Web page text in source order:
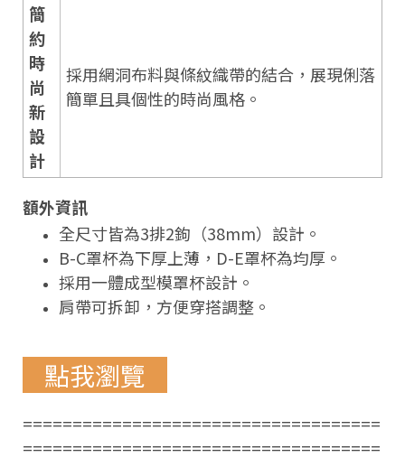
簡
約
時
尚
新
設
計
採用網洞布料與條紋織帶的結合，展現俐落
簡單且具個性的時尚風格。
額外資訊
全尺寸皆為3排2鉤（38mm）設計。
B-C罩杯為下厚上薄，D-E罩杯為均厚。
採用一體成型模罩杯設計。
肩帶可拆卸，方便穿搭調整。
點我瀏覽
====================================
====================================